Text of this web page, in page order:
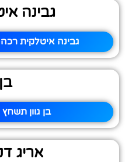
גבינה
גבינה איטלקית
בן גוון
אריג